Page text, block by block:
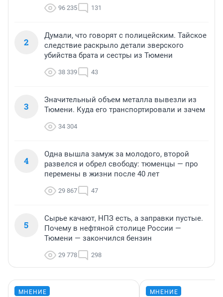
96 235 131
2
Думали, что говорят с полицейским. Тайское
следствие раскрыло детали зверского
убийства брата и сестры из Тюмени
38 339 43
3
Значительный объем металла вывезли из
Тюмени. Куда его транспортировали и зачем
34 304
4
Одна вышла замуж за молодого, второй
развелся и обрел свободу: тюменцы — про
перемены в жизни после 40 лет
29 867 47
5
Сырье качают, НПЗ есть, а заправки пустые.
Почему в нефтяной столице России —
Тюмени — закончился бензин
29 778 298
МНЕНИЕ МНЕНИЕ